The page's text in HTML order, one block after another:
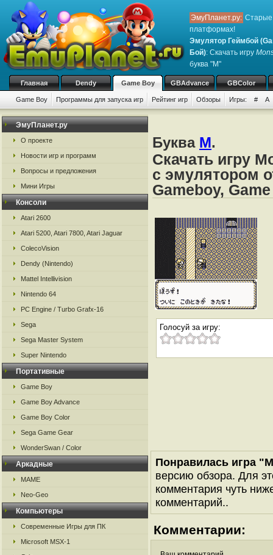
ЭмуПланет.ру: Старые
платформах!
Эмулятор Геймбой
Бой): Скачать игру
буква "M"
Главная Dendy Game Boy GBAdvance GBColor
Game Boy Программы для запуска игр Рейтинг игр Обзоры Игры: # A
ЭмуПланет.ру
О проекте
Новости игр и программ
Вопросы и предложения
Мини Игры
Консоли
Atari 2600
Atari 5200, Atari 7800, Atari Jaguar
ColecoVision
Dendy (Nintendo)
Mattel Intellivision
Nintendo 64
PC Engine / Turbo Grafx-16
Sega
Sega Master System
Super Nintendo
Портативные
Game Boy
Game Boy Advance
Game Boy Color
Sega Game Gear
WonderSwan / Color
Аркадные
MAME
Neo-Geo
Компьютеры
Современные Игры для ПК
Microsoft MSX-1
Буква M.
Скачать игру
с эмулятором
Gameboy,
Голосуй за игру:
Понравилась игра
версию обзора. Для
комментария чуть
комментарий..
Комментарии: